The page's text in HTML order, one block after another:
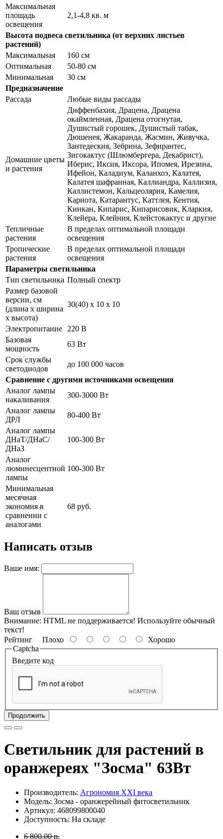
Максимальная
площадь
освещения
2,1-4,8 кв. м
Высота подвеса светильника (от верхних листьев
растений)
Максимальная
160 см
Оптимальная
50-80 см
Минимальная
30 см
Предназначение
Рассада
Любые виды рассады
Домашние цветы
и растения
Диффенбахия, Драцена, Драцена
окаймленная, Драцена отогнутая,
Душистый горошек, Душистый табак,
Дюшенея, Жакаранда, Жасмин, Живучка,
Зантедеския, Зебрина, Зефирантес,
Зигокактус (Шлюмбергера, Декабрист),
Иберис, Иксия, Иксора, Ипомея, Ирезина,
Ифейон, Каладиум, Каланхоэ, Калатея,
Калатея шафранная, Каллиандра, Каллизия,
Каллистемон, Кальцеолярия, Камелия,
Кариота, Катарантус, Каттлея, Кентия,
Кинкан, Кипарис, Кипарисовик, Кларкия,
Клейера, Клейния, Клейстокактус и другие
Тепличные
растения
В пределах оптимальной площади
освещения
Тропические
растения
В пределах оптимальной площади
освещения
Параметры светильника
Тип светильника Полный спектр
Размер базовой
версии, см
(длина х ширина
х высота)
30(40) х 10 х 10
Электропитание
220 В
Базовая
мощность
63 Вт
Срок службы
светодиодов
до 100 000 часов
Сравнение с другими источниками освещения
Аналог лампы
накаливания
300-3000 Вт
Аналог лампы
ДРЛ
80-400 Вт
Аналог лампы
ДНаТ/ДНаС/
ДНаЗ
100-300 Вт
Аналог
люминесцентной
лампы
100-300 Вт
Минимальная
месячная
экономия в
сравнении с
аналогами
68 руб.
Написать отзыв
Ваше имя:
Ваш отзыв
Внимание: HTML не поддерживается! Используйте обычный
текст!
Рейтинг Плохо
Хорошо
Captcha
Введите код
Продолжить
Светильник для растений в
оранжереях "Зосма" 63Вт
Производитель: Агрономия XXI века
Модель: Зосма - оранжерейный фитосветильник
Артикул: 468099800040
Доступность: На складе
6 800.00 р.